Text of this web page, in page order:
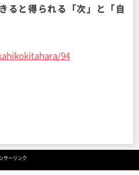
ると得られる「次」と「自
94
サーリンク